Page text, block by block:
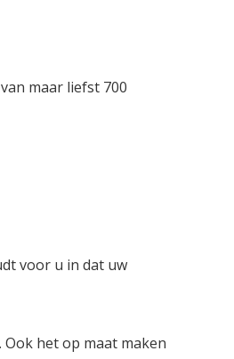
maar liefst 700
voor u in dat uw
het op maat maken